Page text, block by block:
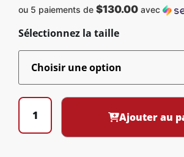
ou 5 paiements de $130.00 avec
Sélectionnez la taille
Ajouter au